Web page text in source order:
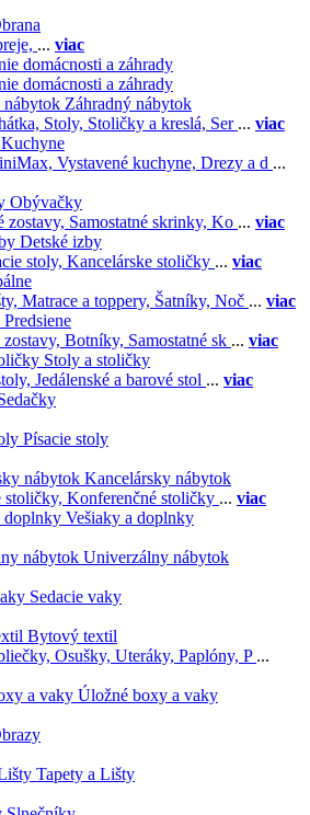
... viac
domácnosti a záhrady
domácnosti a záhrady
Záhradný nábytok
Stoly, Stoličky a kreslá, Ser ... viac
Kuchyne
Vystavené kuchyne, Drezy a d ...
Obývačky
zostavy, Samostatné skrinky, Ko ... viac
Detské izby
stoly, Kancelárske stoličky ... viac
Matrace a toppery, Šatníky, Noč ... viac
Predsiene
Botníky, Samostatné sk ... viac
Stoly a stoličky
Jedálenské a barové stol ... viac
Písacie stoly
Kancelársky nábytok
stoličky, Konferenčné stoličky ... viac
Vešiaky a doplnky
Univerzálny nábytok
Sedacie vaky
Bytový textil
Osušky, Uteráky, Paplóny, P ...
Úložné boxy a vaky
Tapety a Lišty